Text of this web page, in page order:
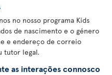
no nosso programa Kids
de nascimento e o género
e endereço de correio
tutor legal.
as interações connosco